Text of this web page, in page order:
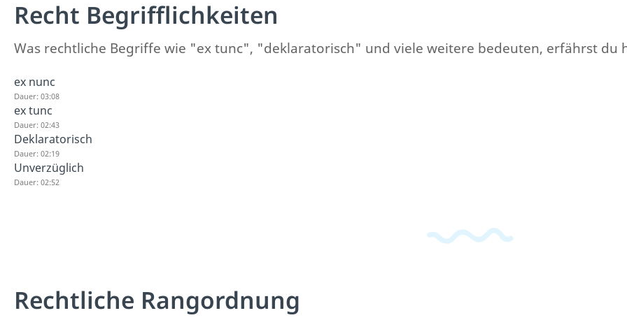
Recht Begrifflichkeiten
Was rechtliche Begriffe wie "ex tunc", "deklaratorisch" und viele weitere bedeuten, erfährst du
ex nunc
Dauer: 03:08
ex tunc
Dauer: 02:43
Deklaratorisch
Dauer: 02:19
Unverzüglich
Dauer: 02:52
Rechtliche Rangordnung